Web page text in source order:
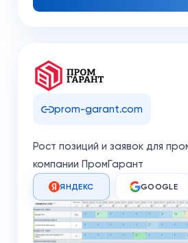
prom-garant.com
Рост позиций и заявок для
компании ПромГарант
ЯНДЕКС GOOGLE